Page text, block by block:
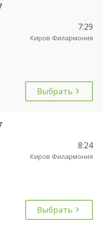
7:29
Киров Филармония
Выбрать
8:24
Киров Филармония
Выбрать